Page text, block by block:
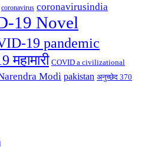
coronavirus coronavirusindia
19 Novel
19 pandemic
महामारी COVID a civilizational
Modi pakistan अनुच्छेद 370